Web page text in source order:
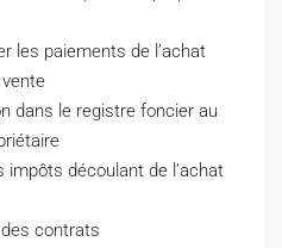
les paiements de l’achat
dans le registre foncier au
impôts découlant de l’achat
contrats